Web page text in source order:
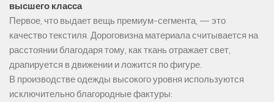
высшего класса
Первое, что выдает вещь премиум-сегмента, — это
качество текстиля. Дороговизна материала считывается на
расстоянии благодаря тому, как ткань отражает свет,
драпируется в движении и ложится по фигуре.
В производстве одежды высокого уровня используются
исключительно благородные фактуры: